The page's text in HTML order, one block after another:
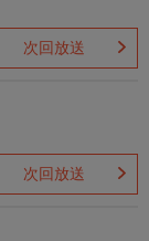
次回放送
次回放送